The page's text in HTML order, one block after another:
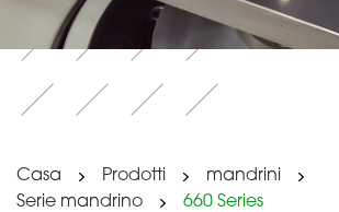
Casa Prodotti
mandrini
Serie mandrino
660 Series